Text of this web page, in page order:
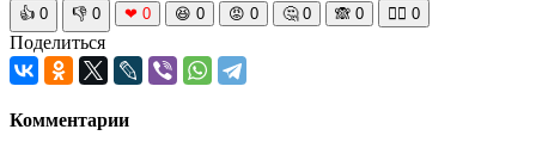
👍 0 👎 0 ❤ 0 😆 0 😡 0 🤔 0 🙈 0 🧘‍♀️ 0
Поделиться
Комментарии